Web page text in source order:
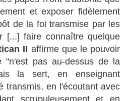
et exposer fidèlement
de la foi transmise par les
[...] faire connaître quelque
II affirme que le pouvoir
"n'est pas au-dessus de la
la sert, en enseignant
transmis, en l'écoutant avec